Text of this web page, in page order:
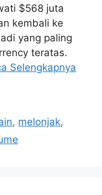
$568 juta
kembali ke
yang paling
teratas.
Selengkapnya
, melonjak,